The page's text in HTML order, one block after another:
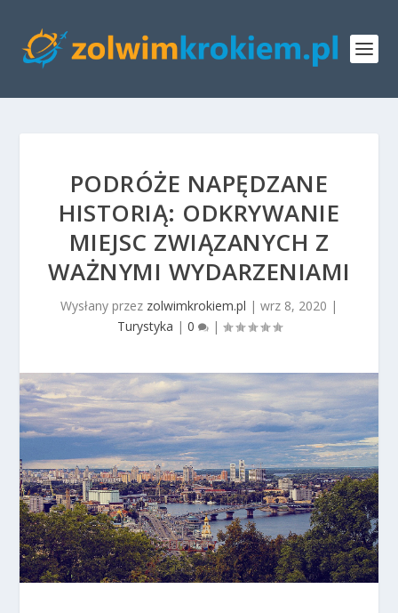
PODRÓŻE NAPĘDZANE
HISTORIĄ: ODKRYWANIE
MIEJSC ZWIĄZANYCH Z
WAŻNYMI WYDARZENIAMI
Wysłany przez zolwimkrokiem.pl | wrz 8, 2020 |
Turystyka | 0 |